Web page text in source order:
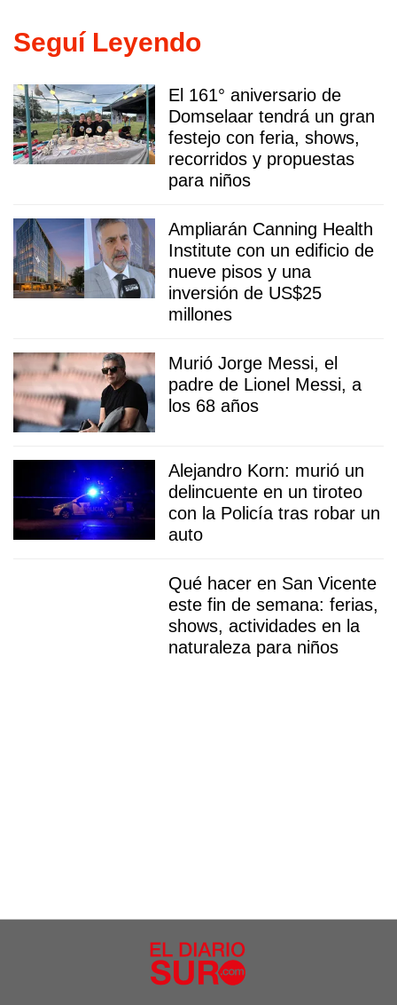
Seguí Leyendo
El 161° aniversario de
Domselaar tendrá un gran
festejo con feria, shows,
recorridos y propuestas
para niños
Ampliarán Canning Health
Institute con un edificio de
nueve pisos y una
inversión de US$25
millones
Murió Jorge Messi, el
padre de Lionel Messi, a
los 68 años
Alejandro Korn: murió un
delincuente en un tiroteo
con la Policía tras robar un
auto
Qué hacer en San Vicente
este fin de semana: ferias,
shows, actividades en la
naturaleza para niños